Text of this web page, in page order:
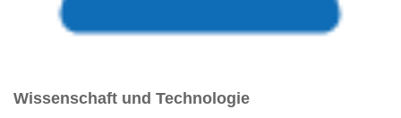
Wissenschaft und Technologie